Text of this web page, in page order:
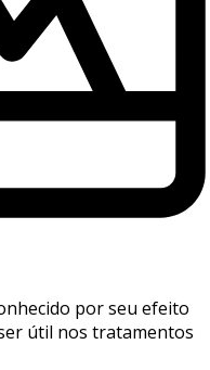
por seu efeito
útil nos tratamentos